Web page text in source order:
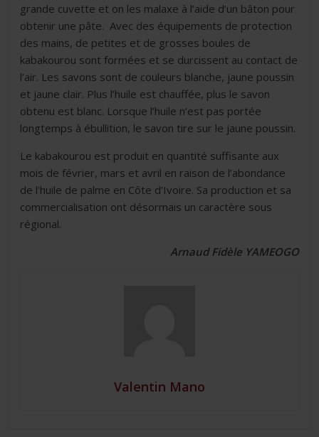
grande cuvette et on les malaxe à l’aide d’un bâton pour
obtenir une pâte. Avec des équipements de protection
des mains, de petites et de grosses boules de
kabakourou sont formées et se durcissent au contact de
l’air. Les savons sont de couleurs blanche, jaune poussin
et jaune clair. Plus l’huile est chauffée, plus le savon
obtenu est blanc. Lorsque l’huile n’est pas portée
longtemps à ébullition, le savon tire sur le jaune poussin.
Le kabakourou est produit en quantité suffisante aux
mois de février, mars et avril en raison de l’abondance
de l’huile de palme en Côte d’Ivoire. Sa production et sa
commercialisation ont désormais un caractère sous
régional.
Arnaud Fidèle YAMEOGO
Valentin Mano